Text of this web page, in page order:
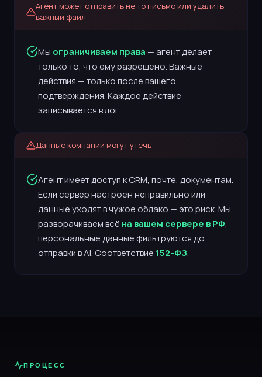
Агент может отправить не то письмо или удалить
важный файл
Мы ограничиваем права — агент делает
только то, что ему разрешено. Важные
действия — только после вашего
подтверждения. Каждое действие
записывается в лог.
Данные компании могут утечь
Агент имеет доступ к CRM, почте, документам.
Если сервер настроен неправильно или
данные уходят в чужое облако — это риск. Мы
разворачиваем всё на вашем сервере в РФ,
персональные данные фильтруются до
отправки в AI. Соответствие 152-ФЗ.
ПРОЦЕСС